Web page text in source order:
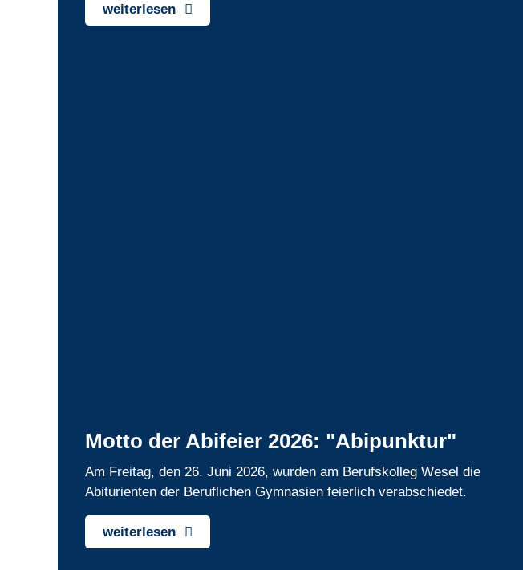
weiterlesen
Motto der Abifeier 2026: "Abipunktur"
Am Freitag, den 26. Juni 2026, wurden am Berufskolleg Wesel die
Abiturienten der Beruflichen Gymnasien feierlich verabschiedet.
weiterlesen